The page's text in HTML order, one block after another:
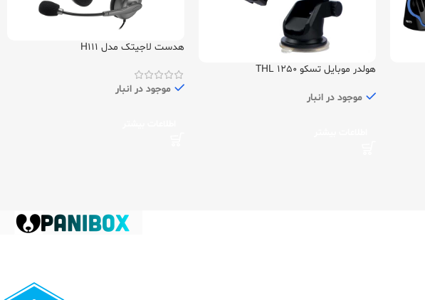
هولدر موبایل تسکو 1250 THL
موجود در انبار
هدست لاجیتک مدل H111
موجود در انبار